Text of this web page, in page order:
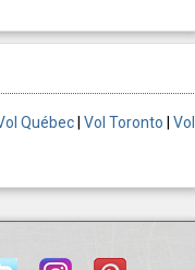
Québec Vol Toronto
Vol